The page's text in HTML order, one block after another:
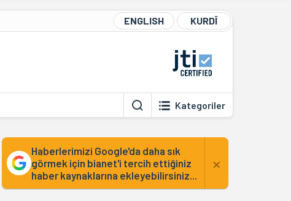
ENGLISH KURDÎ
Kategoriler
Haberlerimizi Google'da daha sık
görmek için bianet'i tercih ettiğiniz
haber kaynaklarına ekleyebilirsiniz...
×